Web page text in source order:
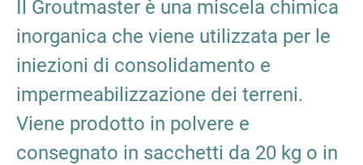
Il Groutmaster è una miscela chimica
inorganica che viene utilizzata per le
iniezioni di consolidamento e
impermeabilizzazione dei terreni.
Viene prodotto in polvere e
consegnato in sacchetti da 20 kg o in